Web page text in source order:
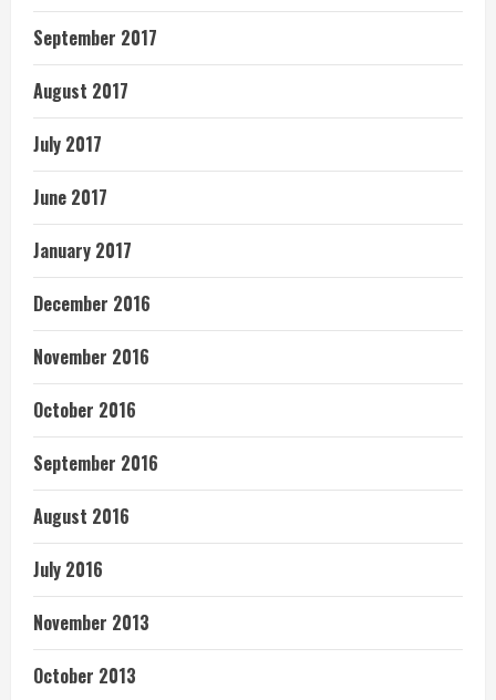
September 2017
August 2017
July 2017
June 2017
January 2017
December 2016
November 2016
October 2016
September 2016
August 2016
July 2016
November 2013
October 2013